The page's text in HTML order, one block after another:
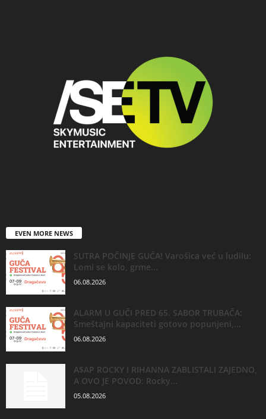
EVEN MORE NEWS
SUTRA POČINJE GUČA! Varošica već u ludilu:
Lomi se kolo, grme...
06.08.2026
ALARM U GUČI PRED 65. SABOR TRUBAČA:
Smeštajni kapaciteti gotovo popunjeni,...
06.08.2026
A$AP ROCKY I RIHANNA ZABLISTALI ZAJEDNO,
A OVO JE POVOD: Rocky...
05.08.2026